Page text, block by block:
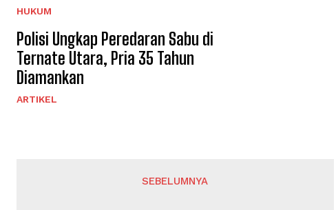
HUKUM
Polisi Ungkap Peredaran Sabu di
Ternate Utara, Pria 35 Tahun
Diamankan
ARTIKEL
SEBELUMNYA